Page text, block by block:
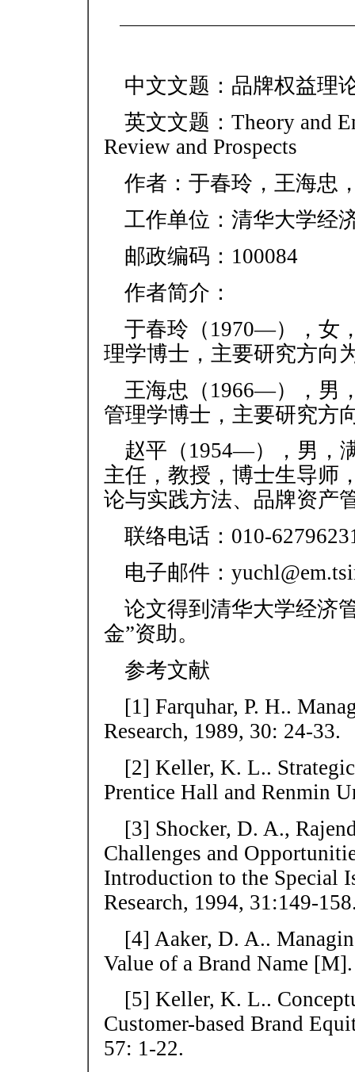
中文文题：品牌权益理
英文文题：Theory and
Review and Prospects
作者：于春玲，王海忠
工作单位：清华大学经
邮政编码：100084
作者简介：
于春玲（1970—），女
理学博士，主要研究方向
王海忠（1966—），男
管理学博士，主要研究方
赵平（1954—），男，
主任，教授，博士生导师
论与实践方法、品牌资产
联络电话：010-
电子邮件：
论文得到清华大学经济
金”资助。
参考文献
[1] Farquhar, P. H..
Research, 1989, 30: 24-33.
[2] Keller, K. L..
Prentice Hall and Renmin
[3] Shocker, D. A.,
Challenges and
Introduction to the Special
Research, 1994, 31:149-
[4] Aaker, D. A..
Value of a Brand Name
[5] Keller, K. L..
Customer-based Brand
57: 1-22.